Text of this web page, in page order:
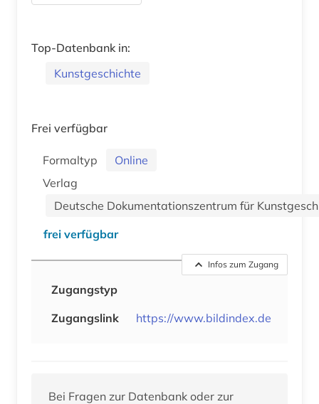
Top-Datenbank in:
Kunstgeschichte
Frei verfügbar
Formaltyp
Online
Verlag
Deutsche Dokumentationszentrum für
frei verfügbar
Infos zum Zugang
Zugangstyp
Zugangslink
https://www.bildindex.de
Bei Fragen zur Datenbank oder zur